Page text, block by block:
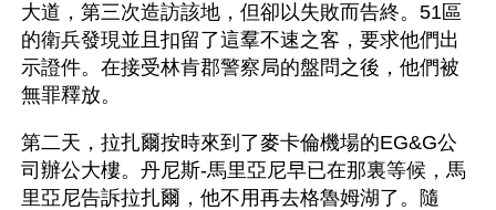
大道，第三次造訪該地，但卻以失敗而告終。51區
的衛兵發現並且扣留了這羣不速之客，要求他們出
示證件。在接受林肯郡警察局的盤問之後，他們被
無罪釋放。
第二天，拉扎爾按時來到了麥卡倫機場的EG&G公
司辦公大樓。丹尼斯-馬里亞尼早已在那裏等候，馬
里亞尼告訴拉扎爾，他不用再去格魯姆湖了。隨